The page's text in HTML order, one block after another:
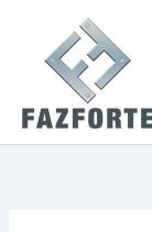
conteúdo